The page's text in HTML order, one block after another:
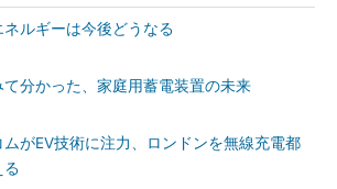
ネルギーは今後どうなる
て分かった、家庭用蓄電装置の未来
ムがEV技術に注力、ロンドンを無線充電都
る